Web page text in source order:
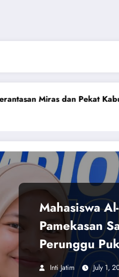
Pekat Kabupaten Sidoarjo
Mahasiswa
Pamekasan
Perunggu
Inti Jatim July 1,